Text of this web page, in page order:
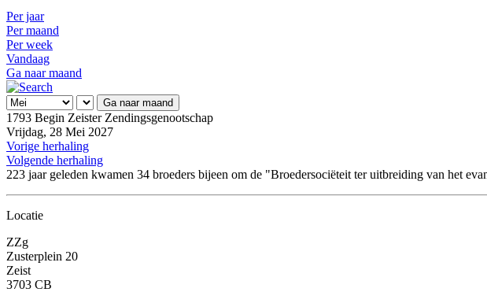
Per jaar
Per maand
Per week
Vandaag
Ga naar maand
Ga naar maand
1793 Begin Zeister Zendingsgenootschap
Vrijdag, 28 Mei 2027
Vorige herhaling
Volgende herhaling
223 jaar geleden kwamen 34 broeders bijeen om de "Broedersociëteit ter uitbreiding van het
Locatie
ZZg
Zusterplein 20
Zeist
3703 CB